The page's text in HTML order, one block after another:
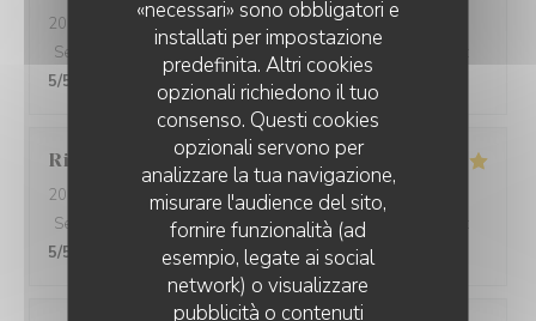
«necessari» sono obbligatori e
installati per impostazione
predefinita. Altri cookies
opzionali richiedono il tuo
consenso. Questi cookies
opzionali servono per
analizzare la tua navigazione,
misurare l'audience del sito,
fornire funzionalità (ad
esempio, legate ai social
network) o visualizzare
pubblicità o contenuti
2026-05-24
- 19:30 - Ospiti 2
Servizio
Atmosfera 5 Cucina /5
5/5
Riccardo
2026-05-25
- 21:45 - Ospiti 2
Servizio
Atmosfera :4 /5 Cucina:5 /5 Qualità / Prezzo
5/5